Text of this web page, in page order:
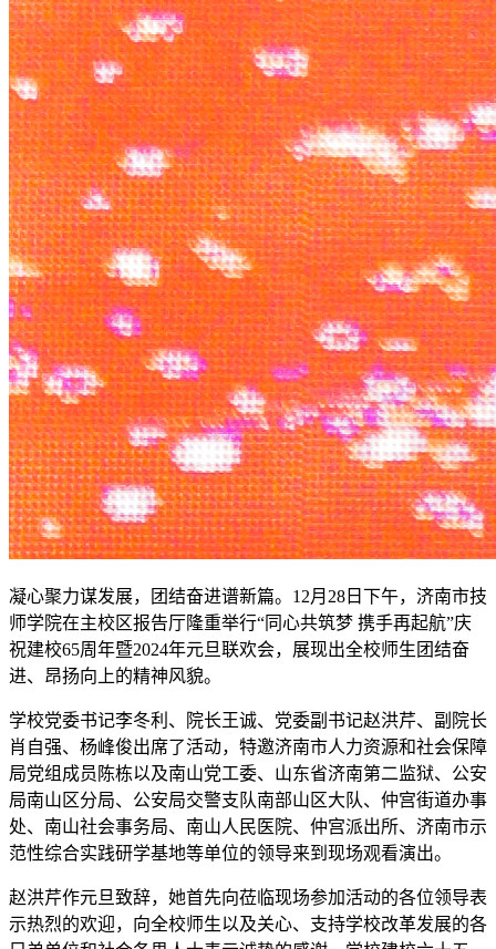
凝心聚力谋发展，团结奋进谱新篇。12月28日下午，济南市技
师学院在主校区报告厅隆重举行“同心共筑梦 携手再起航”庆
祝建校65周年暨2024年元旦联欢会，展现出全校师生团结奋
进、昂扬向上的精神风貌。
学校党委书记李冬利、院长王诚、党委副书记赵洪芹、副院长
肖自强、杨峰俊出席了活动，特邀济南市人力资源和社会保障
局党组成员陈栋以及南山党工委、山东省济南第二监狱、公安
局南山区分局、公安局交警支队南部山区大队、仲宫街道办事
处、南山社会事务局、南山人民医院、仲宫派出所、济南市示
范性综合实践研学基地等单位的领导来到现场观看演出。
赵洪芹作元旦致辞，她首先向莅临现场参加活动的各位领导表
示热烈的欢迎，向全校师生以及关心、支持学校改革发展的各